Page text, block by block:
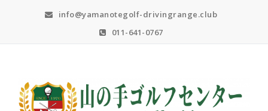
info@yamanotegolf-drivingrange.club
011-641-0767